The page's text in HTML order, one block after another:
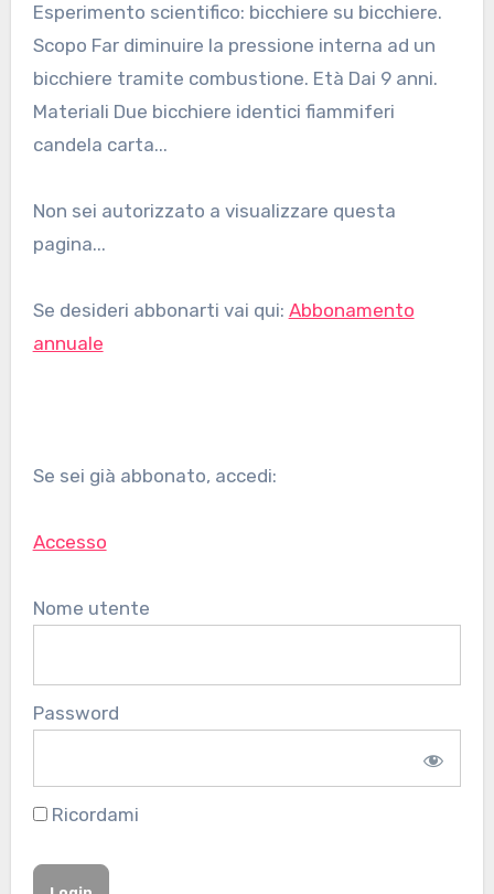
Esperimento scientifico: bicchiere su bicchiere.
Scopo Far diminuire la pressione interna ad un
bicchiere tramite combustione. Età Dai 9 anni.
Materiali Due bicchiere identici fiammiferi
candela carta...
Non sei autorizzato a visualizzare questa
pagina...
Se desideri abbonarti vai qui: Abbonamento
annuale
Se sei già abbonato, accedi:
Accesso
Nome utente
Password
Ricordami